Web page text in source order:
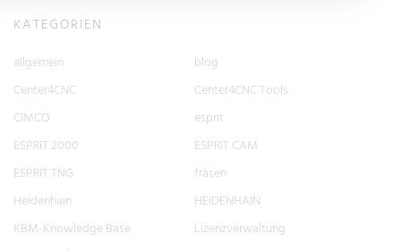
KATEGORIEN
allgemein
blog
Center4CNC
Center4CNC Tools
CIMCO
esprit
ESPRIT 2000
ESPRIT CAM
ESPRIT TNG
fräsen
Heidenhain
HEIDENHAIN
KBM-Knowledge Base
Lizenzverwaltung